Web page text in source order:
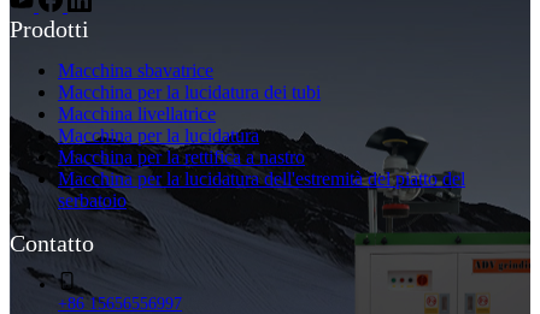
Prodotti
Macchina sbavatrice
Macchina per la lucidatura dei tubi
Macchina livellatrice
Macchina per la lucidatura
Macchina per la rettifica a nastro
Macchina per la lucidatura dell'estremità del piatto del
serbatoio
Contatto
+86 15656556997